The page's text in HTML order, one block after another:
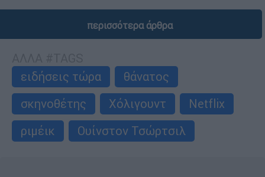
περισσότερα άρθρα
ειδήσεις τώρα
θάνατος
σκηνοθέτης
Χόλιγουντ
Netflix
ριμέικ
Ουίνστον Τσώρτσιλ